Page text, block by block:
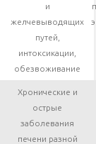
и
желчевыводящих
путей,
интоксикации,
обезвоживание
Хронические и
острые
заболевания
печени разной